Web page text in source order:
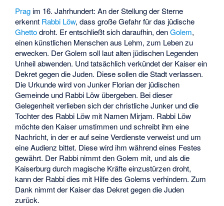
Prag im 16. Jahrhundert: An der Stellung der Sterne
erkennt Rabbi Löw, dass große Gefahr für das jüdische
Ghettodroht. Er entschließt sich daraufhin, denGolem,
einen künstlichen Menschen aus Lehm, zum Leben zu
erwecken. Der Golem soll laut alten jüdischen Legenden
Unheil abwenden. Und tatsächlich verkündet der Kaiser ein
Dekret gegen die Juden. Diese sollen die Stadt verlassen.
Die Urkunde wird von Junker Florian der jüdischen
Gemeinde und Rabbi Löw übergeben. Bei dieser
Gelegenheit verlieben sich der christliche Junker und die
Tochter des Rabbi Löw mit Namen Mirjam. Rabbi Löw
möchte den Kaiser umstimmen und schreibt ihm eine
Nachricht, in der er auf seine Verdienste verweist und um
eine Audienz bittet. Diese wird ihm während eines Festes
gewährt. Der Rabbi nimmt den Golem mit, und als die
Kaiserburg durch magische Kräfte einzustürzen droht,
kann der Rabbi dies mit Hilfe des Golems verhindern. Zum
Dank nimmt der Kaiser das Dekret gegen die Juden
zurück.